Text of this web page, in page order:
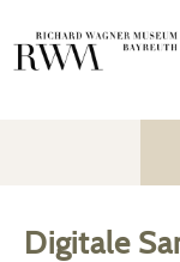
Digitale